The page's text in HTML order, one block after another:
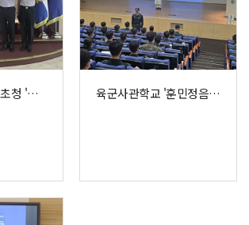
육군부사관학교 초청 '훈민정음' 특강 육군사관학교 '훈민정음과 대한민국' 특강